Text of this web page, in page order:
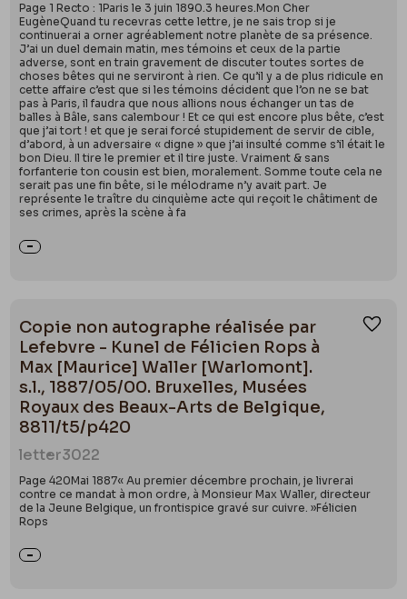
Page 1 Recto : 1Paris le 3 juin 1890.3 heures.Mon Cher
EugèneQuand tu recevras cette lettre, je ne sais trop si je
continuerai a orner agréablement notre planète de sa présence.
J’ai un duel demain matin, mes témoins et ceux de la partie
adverse, sont en train gravement de discuter toutes sortes de
choses bêtes qui ne serviront à rien. Ce qu’il y a de plus ridicule en
cette affaire c’est que si les témoins décident que l’on ne se bat
pas à Paris, il faudra que nous allions nous échanger un tas de
balles à Bâle, sans calembour ! Et ce qui est encore plus bête, c’est
que j’ai tort ! et que je serai forcé stupidement de servir de cible,
d’abord, à un adversaire « digne » que j’ai insulté comme s’il était le
bon Dieu. Il tire le premier et il tire juste. Vraiment & sans
forfanterie ton cousin est bien, moralement. Somme toute cela ne
serait pas une fin bête, si le mélodrame n’y avait part. Je
représente le traître du cinquième acte qui reçoit le châtiment de
ses crimes, après la scène à fa
Copie non autographe réalisée par
Lefebvre - Kunel de Félicien Rops à
Max [Maurice] Waller [Warlomont].
s.l., 1887/05/00. Bruxelles, Musées
Royaux des Beaux-Arts de Belgique,
8811/t5/p420
letter3022
Page 420Mai 1887« Au premier décembre prochain, je livrerai
contre ce mandat à mon ordre, à Monsieur Max Waller, directeur
de la Jeune Belgique, un frontispice gravé sur cuivre. »Félicien
Rops